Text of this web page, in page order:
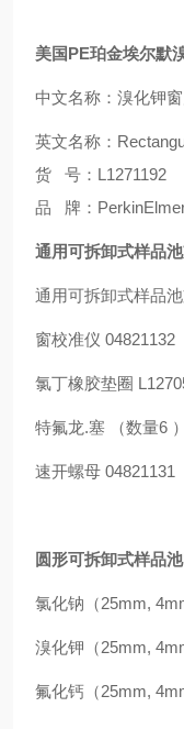
美国PE珀金埃尔默
中文名称：溴化钾
英文名称：
货 号：L1271192
品 牌：
通用可拆卸式样品
通用可拆卸式样品
窗校准仪 04821132
氯丁橡胶垫圈
特氟龙.塞 （数量6
速开螺母 04821131
圆形可拆卸式样品池
氯化钠（25mm,
溴化钾（25mm,
氟化钙（25mm,